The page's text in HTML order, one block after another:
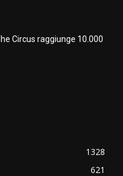
Circus raggiunge 10.000
1328
621